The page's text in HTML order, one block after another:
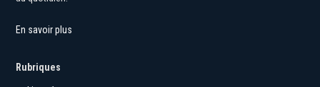
au quotidien.
En savoir plus
Rubriques